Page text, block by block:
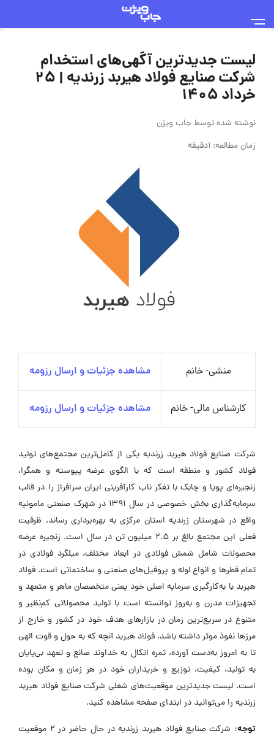
لیست جدیدترین آگهی‌های استخدام
شرکت صنایع فولاد هیربد زرندیه | ۲۵
خرداد ۱۴۰۵
نوشته شده توسطجاب ویژن
زمان مطالعه: 1دقیقه
منشی- خانم مشاهده جزئیات و ارسال رزومه
کارشناس مالی- خانم مشاهده جزئیات و ارسال رزومه
شرکت صنایع فولاد هیربد زرندیه یکی از کامل‌ترین مجتمع‌های تولید
فولاد کشور و منطقه است که با الگوی عرضه پیوسته و همگرا،
زنجیره‌ای پویا و چابک با تفکر ناب کارآفرینی ایران سرافراز را در قالب
سرمایه‌گذاری بخش خصوصی در سال ۱۳۹۱ در شهرک صنعتی مامونیه
واقع در شهرستان زرندیه استان مرکزی به بهره‌برداری رساند. ظرفیت
فعلی این مجتمع بالغ بر ۲.۵ میلیون تن در سال است. زنجیره عرضه
محصولات شامل شمش فولادی در ابعاد مختلف، میلگرد فولادی در
تمام قطرها و انواع لوله و پروفیل‌های صنعتی و ساختمانی است. فولاد
هیربد با به‌کارگیری سرمایه اصلی خود یعنی متخصصان ماهر و متعهد و
تجهیزات مدرن و به‌روز توانسته است با تولید محصولاتی کم‌نظیر و
متنوع در سریع‌ترین زمان در بازارهای هدف خود در کشور و خارج از
مرزها نفوذ موثر داشته باشد. فولاد هیربد آنچه که به حول و قوت الهی
تا به امروز به‌دست آورده، ثمره اتکال به خداوند صانع و تعهد بی‌پایان
به تولید، کیفیت، توزیع و خریداران خود در هر زمان و مکان بوده
است. لیست جدیدترین موقعیت‌های شغلی شرکت صنایع فولاد هیربد
زرندیه را می‌توانید در ابتدای صفحه مشاهده کنید.
توجه:
شرکت صنایع فولاد هیربد زرندیه در حال حاضر در ۲ موقعیت